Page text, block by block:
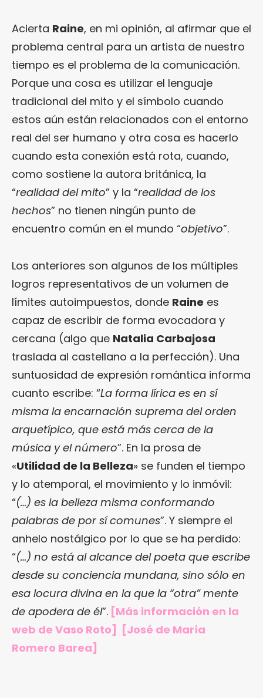
Acierta Raine, en mi opinión, al afirmar que el
problema central para un artista de nuestro
tiempo es el problema de la comunicación.
Porque una cosa es utilizar el lenguaje
tradicional del mito y el símbolo cuando
estos aún están relacionados con el entorno
real del ser humano y otra cosa es hacerlo
cuando esta conexión está rota, cuando,
como sostiene la autora británica, la
“realidad del mito” y la “realidad de los
hechos” no tienen ningún punto de
encuentro común en el mundo “objetivo”.
Los anteriores son algunos de los múltiples
logros representativos de un volumen de
límites autoimpuestos, donde Raine es
capaz de escribir de forma evocadora y
cercana (algo que Natalia Carbajosa
traslada al castellano a la perfección). Una
suntuosidad de expresión romántica informa
cuanto escribe: “La forma lírica es en sí
misma la encarnación suprema del orden
arquetípico, que está más cerca de la
música y el número”. En la prosa de
«Utilidad de la Belleza» se funden el tiempo
y lo atemporal, el movimiento y lo inmóvil:
“(…) es la belleza misma conformando
palabras de por sí comunes”. Y siempre el
anhelo nostálgico por lo que se ha perdido:
“(…) no está al alcance del poeta que escribe
desde su conciencia mundana, sino sólo en
esa locura divina en la que la “otra” mente
de apodera de él”. [Más información en la
web de Vaso Roto] [José de María
Romero Barea]